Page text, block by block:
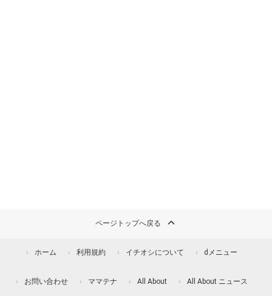
ページトップへ戻る
ホーム 利用規約 イチオシについて dメニュー
お問い合わせ ママテナ All About All About ニュース